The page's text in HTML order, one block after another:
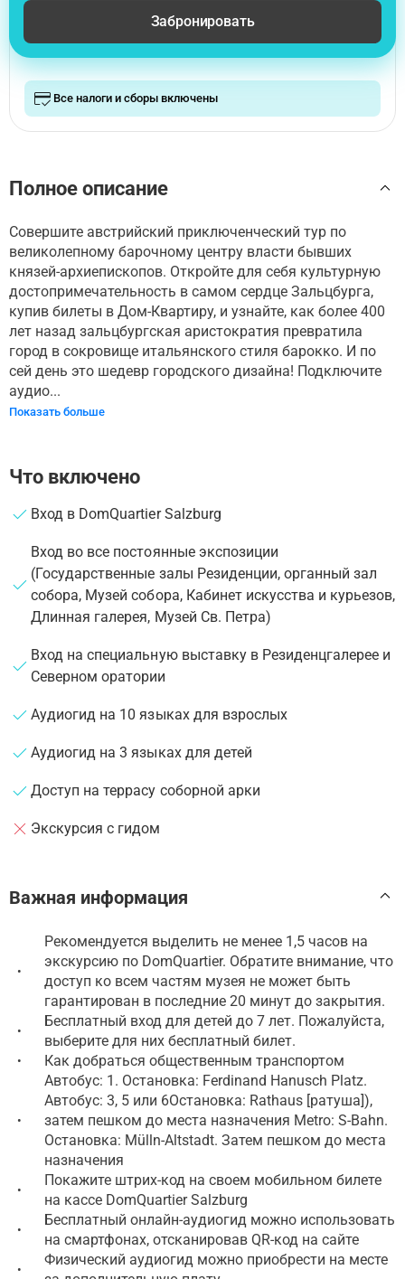
Забронировать
Все налоги и сборы включены
Полное описание
Совершите австрийский приключенческий тур по
великолепному барочному центру власти бывших
князей-архиепископов. Откройте для себя культурную
достопримечательность в самом сердце Зальцбурга,
купив билеты в Дом-Квартиру, и узнайте, как более 400
лет назад зальцбургская аристократия превратила
город в сокровище итальянского стиля барокко. И по
сей день это шедевр городского дизайна! Подключите
аудио...
Показать больше
Что включено
Вход в DomQuartier Salzburg
Вход во все постоянные экспозиции
(Государственные залы Резиденции, органный зал
собора, Музей собора, Кабинет искусства и курьезов,
Длинная галерея, Музей Св. Петра)
Вход на специальную выставку в Резиденцгалерее и
Северном оратории
Аудиогид на 10 языках для взрослых
Аудиогид на 3 языках для детей
Доступ на террасу соборной арки
Экскурсия с гидом
Важная информация
•
Рекомендуется выделить не менее 1,5 часов на
экскурсию по DomQuartier. Обратите внимание, что
доступ ко всем частям музея не может быть
гарантирован в последние 20 минут до закрытия.
•
Бесплатный вход для детей до 7 лет. Пожалуйста,
выберите для них бесплатный билет.
• Как добраться общественным транспортом
•
Автобус: 1. Остановка: Ferdinand Hanusch Platz.
Автобус: 3, 5 или 6Остановка: Rathaus [ратуша]),
затем пешком до места назначения Metro: S-Bahn.
Остановка: Mülln-Altstadt. Затем пешком до места
назначения
•
Покажите штрих-код на своем мобильном билете
на кассе DomQuartier Salzburg
•
Бесплатный онлайн-аудиогид можно использовать
на смартфонах, отсканировав QR-код на сайте
•
Физический аудиогид можно приобрести на месте